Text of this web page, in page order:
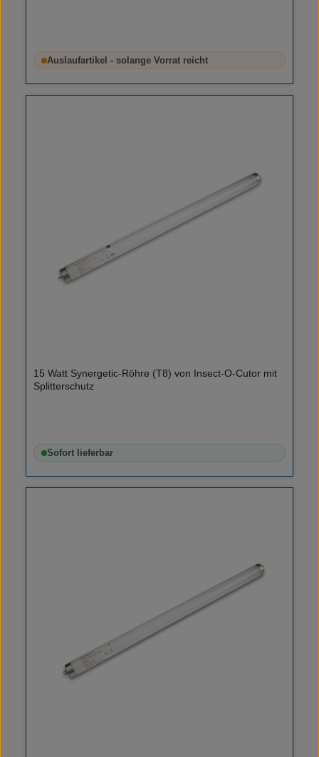
Auslaufartikel - solange Vorrat reicht
15 Watt Synergetic-Röhre (T8) von Insect-O-Cutor mit
Splitterschutz
Sofort lieferbar